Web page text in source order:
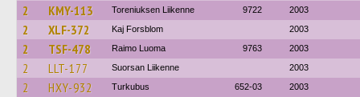
2 KMY-113 Toreniuksen Liikenne 9722 2003
2 XLF-372 Kaj Forsblom 2003
2 TSF-478 Raimo Luoma 9763 2003
2 LLT-177 Suorsan Liikenne 2003
2 HXY-932 Turkubus 652-03 2003